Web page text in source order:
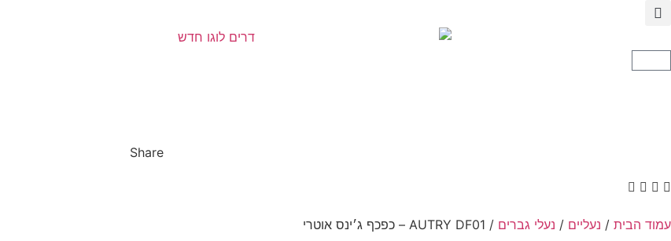
Share
עמוד הבית / נעליים / נעלי גברים / AUTRY DF01 – כפכף ג׳ינס אוטרי